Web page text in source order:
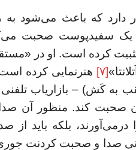
دارد که باعث می‌شود
یک سفیدپوست صحبت
کرده است. او در
[۷]
هنرنمایی کرده
به کَش) – بازاریاب
صحبت کند. منظور آن
بلکه باید از
صدا و صحبت کردنت